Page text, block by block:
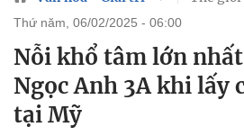
thứ năm, 06/02/2025 - 06:00
Nỗi khổ tâm lớn nhất
Ngọc Anh 3A khi lấy
tại Mỹ